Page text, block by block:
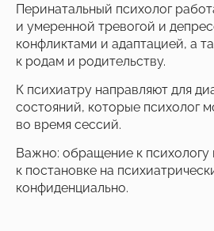
Перинатальный психолог
и умеренной тревогой и
конфликтами и адаптацией, а
к родам и родительству.
К психиатру направляют для
состояний, которые психолог
во время сессий.
Важно: обращение к психологу
к постановке на
конфиденциально.